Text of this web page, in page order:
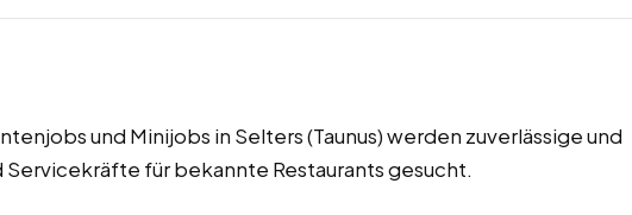
und Minijobs in Selters (Taunus) werden zuverlässige und
für bekannte Restaurants gesucht.